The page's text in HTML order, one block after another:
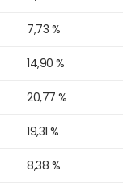
7,73 %
14,90 %
20,77 %
19,31 %
8,38 %